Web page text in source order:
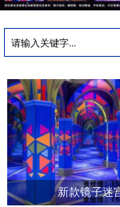
新款镜子迷